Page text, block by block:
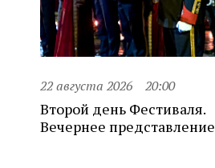
22 августа 2026 20:00
Второй день Фестиваля.
Вечернее представление